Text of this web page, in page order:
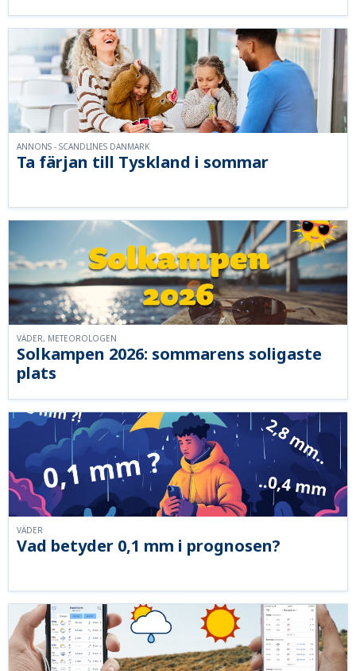
Ta färjan till Tyskland i sommar
ANNONS - SCANDLINES DANMARK
Solkampen 2026: sommarens soligaste
plats
VÄDER, METEOROLOGEN
Vad betyder 0,1 mm i prognosen?
VÄDER